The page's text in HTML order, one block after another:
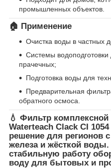
промышленных объектов.
🏠 Применение
Очистка воды в частных
Системы
прачечных;
Подготовка воды для
Предварительная
обратного осмоса.
💧 Фильтр комплексной
Waterteach Clack CI 1054
решение для регионов
железа и жёсткой
стабильную работу
воду для бытовых и